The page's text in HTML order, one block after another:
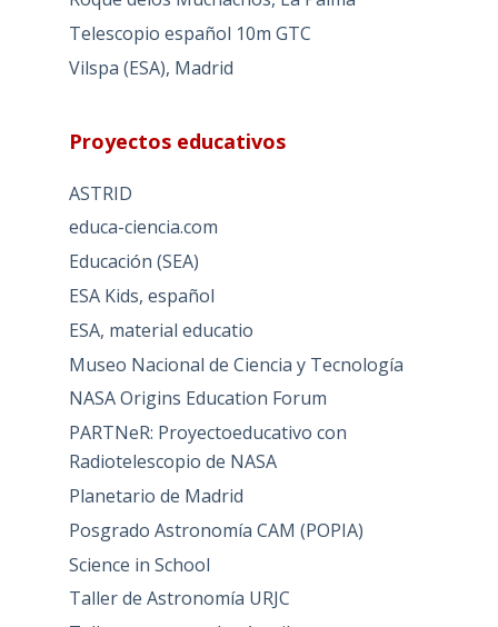
Telescopio español 10m GTC
Vilspa (ESA), Madrid
Proyectos educativos
ASTRID
educa-ciencia.com
Educación (SEA)
ESA Kids, español
ESA, material educatio
Museo Nacional de Ciencia y Tecnología
NASA Origins Education Forum
PARTNeR: Proyectoeducativo con
Radiotelescopio de NASA
Planetario de Madrid
Posgrado Astronomía CAM (POPIA)
Science in School
Taller de Astronomía URJC